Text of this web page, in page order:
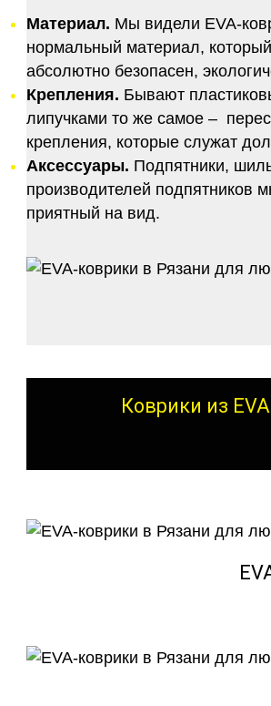
Материал. Мы видели EVA-
нормальный материал,
абсолютно безопасен,
Крепления. Бывают
липучками то же самое –
крепления, которые служат
Аксессуары. Подпятники,
производителей подпятников
приятный на вид.
Коврики из